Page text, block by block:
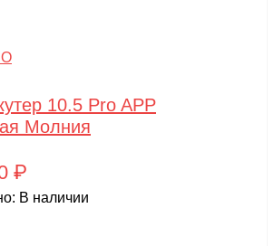
10.5 Pro APP
Молния
₽
В наличии